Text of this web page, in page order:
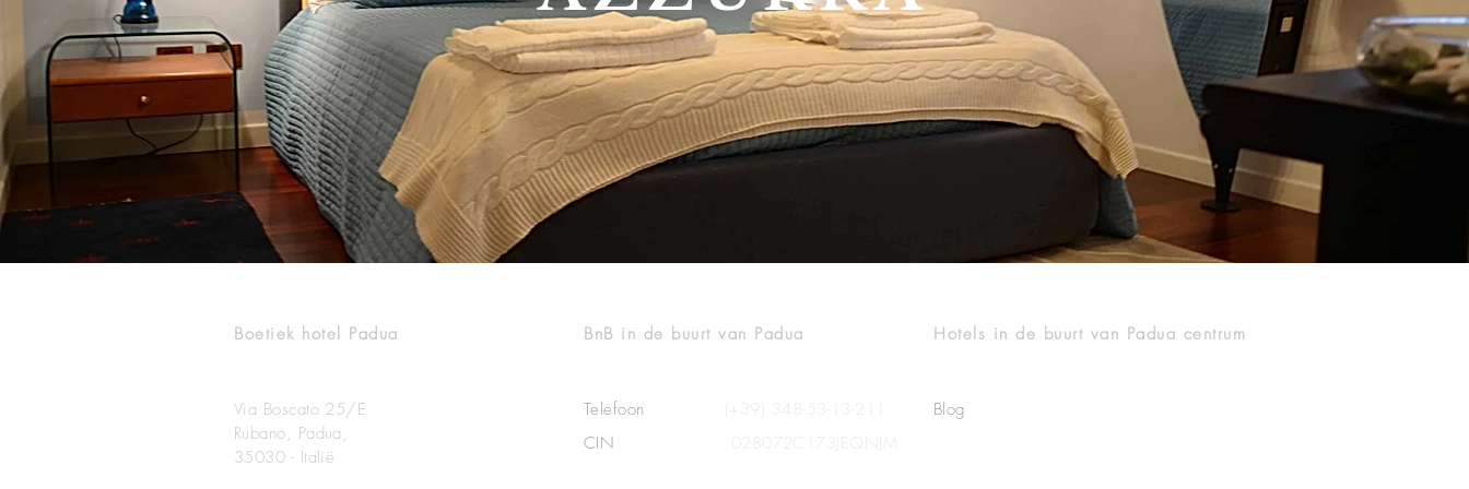
Boetiek hotel Padua
BnB in de buurt van Padua Hotels in de buurt van Padua centrum
Via Boscato 25/E
Rubano, Padua,
35030 - Italië
Telefoon
CIN
(+39) 348-53-13-211
Blog
028072C173JEQNJM